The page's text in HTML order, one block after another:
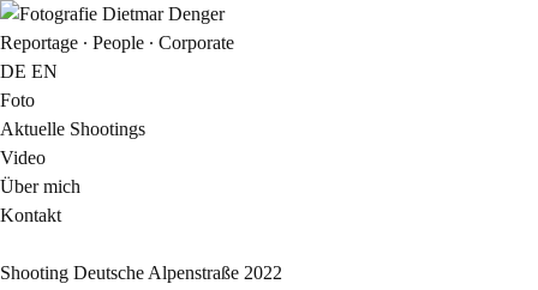
Reportage ∙ People ∙ Corporate
DE EN
Foto
Aktuelle Shootings
Video
Über mich
Kontakt
Shooting Deutsche Alpenstraße 2022